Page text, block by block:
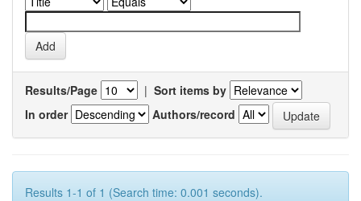
Results/Page | Sort items by
In order
Authors/record
Results 1-1 of 1 (Search time: 0.001 seconds).